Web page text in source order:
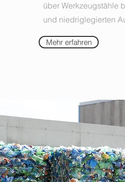
über Werkzeugstähle
und niedriglegierten
Mehr erfahren